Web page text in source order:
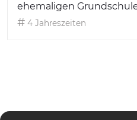
ehemaligen
4 Jahreszeiten